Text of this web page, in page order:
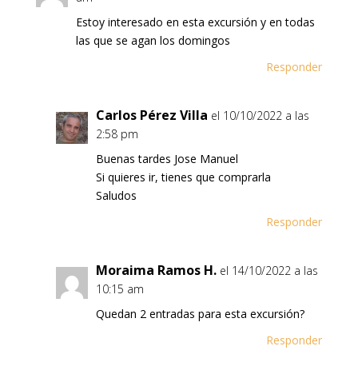
Estoy interesado en esta excursión y en todas
las que se agan los domingos
Responder
Carlos Pérez Villa el 10/10/2022 a las
2:58 pm
Buenas tardes Jose Manuel
Si quieres ir, tienes que comprarla
Saludos
Responder
Moraima Ramos H. el 14/10/2022 a las
10:15 am
Quedan 2 entradas para esta excursión?
Responder